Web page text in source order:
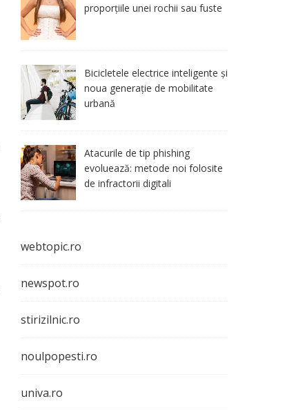
proporțiile unei rochii sau fuste
Bicicletele electrice inteligente și
noua generație de mobilitate
urbană
Atacurile de tip phishing
evoluează: metode noi folosite
de infractorii digitali
webtopic.ro
newspot.ro
stirizilnic.ro
noulpopesti.ro
univa.ro